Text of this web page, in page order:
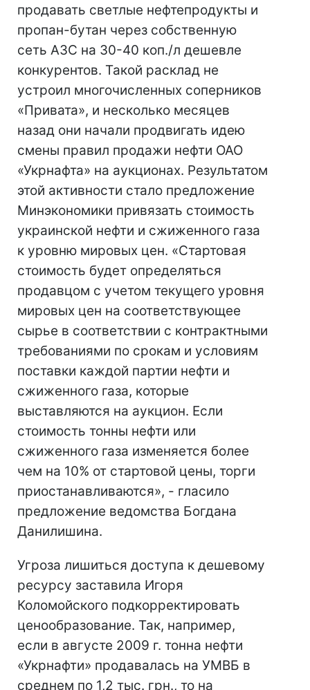
продавать светлые нефтепродукты и
пропан-бутан через собственную
сеть АЗС на 30-40 коп./л дешевле
конкурентов. Такой расклад не
устроил многочисленных соперников
«Привата», и несколько месяцев
назад они начали продвигать идею
смены правил продажи нефти ОАО
«Укрнафта» на аукционах. Результатом
этой активности стало предложение
Минэкономики привязать стоимость
украинской нефти и сжиженного газа
к уровню мировых цен. «Стартовая
стоимость будет определяться
продавцом с учетом текущего уровня
мировых цен на соответствующее
сырье в соответствии с контрактными
требованиями по срокам и условиям
поставки каждой партии нефти и
сжиженного газа, которые
выставляются на аукцион. Если
стоимость тонны нефти или
сжиженного газа изменяется более
чем на 10% от стартовой цены, торги
приостанавливаются», - гласило
предложение ведомства Богдана
Данилишина.
Угроза лишиться доступа к дешевому
ресурсу заставила Игоря
Коломойского подкорректировать
ценообразование. Так, например,
если в августе 2009 г. тонна нефти
«Укрнафти» продавалась на УМВБ в
среднем по 1,2 тыс. грн., то на